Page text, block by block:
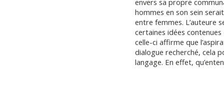
hommes en son sein
entre femmes. L’auteure
certaines idées
celle-ci affirme que
dialogue recherché, cela
langage. En effet,